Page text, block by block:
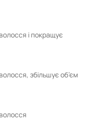
і покращує
збільшує об’єм